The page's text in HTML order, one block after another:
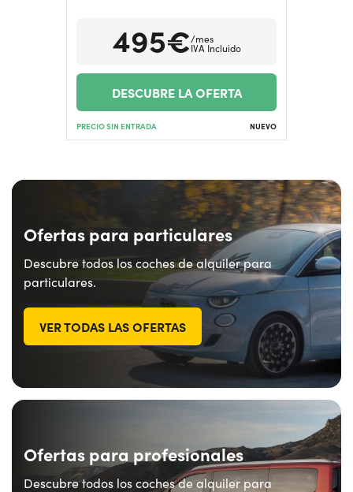
¿Necesitas ayuda? +34672028071
495€/mes
IVA Incluido
DESCUBRE LA OFERTA
PRECIO SIN ENTRADA NUEVO
Ofertas para particulares
Descubre todos los coches de alquiler para
particulares.
VER TODAS LAS OFERTAS
Ofertas para profesionales
Descubre todos los coches de alquiler para